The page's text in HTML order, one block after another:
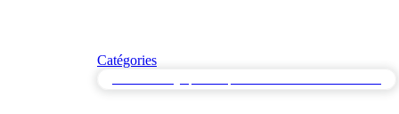
Catégories